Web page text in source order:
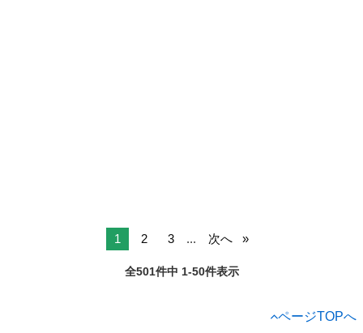
1 2 3 ... 次へ
全501件中 1-50件表示
ページTOPへ